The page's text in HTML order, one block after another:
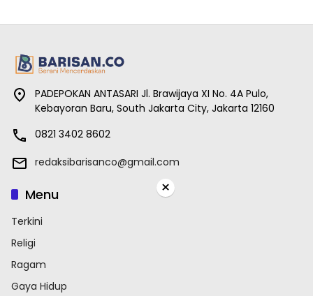
PADEPOKAN ANTASARI Jl. Brawijaya XI No. 4A Pulo,
Kebayoran Baru, South Jakarta City, Jakarta 12160
0821 3402 8602
redaksibarisanco@gmail.com
Menu
Terkini
Religi
Ragam
Gaya Hidup
×